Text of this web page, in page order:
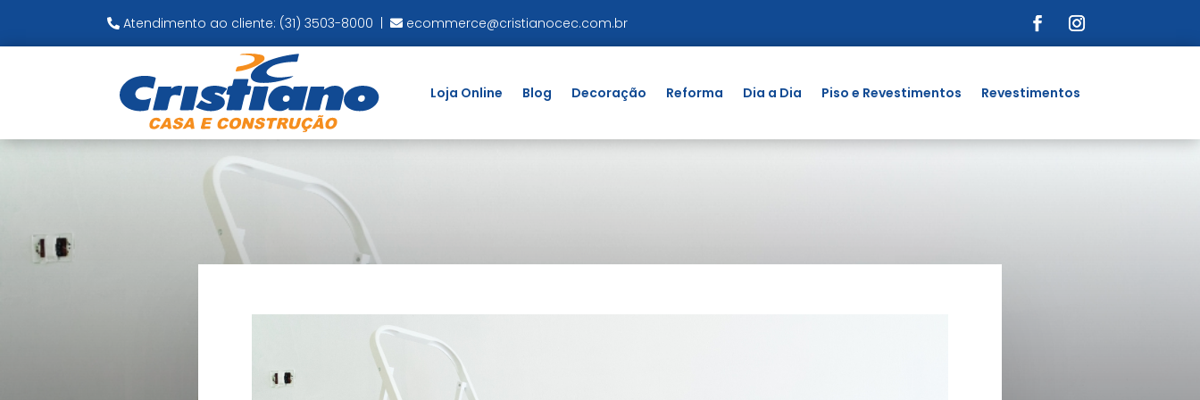
Atendimento ao cliente: (31) 3503-8000 ecommerce@cristianocec.com.br
Loja Online Blog Decoração Reforma Dia a Dia Piso e Revestimentos Revestimentos